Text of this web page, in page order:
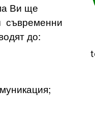
Ви ще
съвременни
до: